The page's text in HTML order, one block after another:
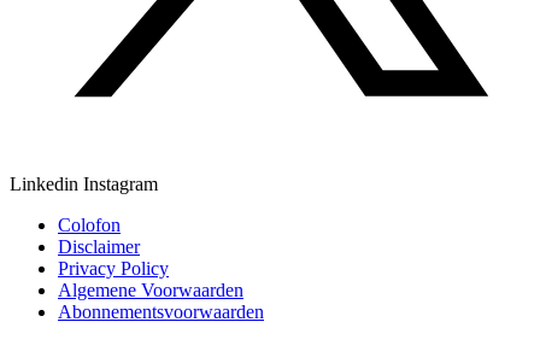
Linkedin Instagram
Colofon
Disclaimer
Privacy Policy
Algemene Voorwaarden
Abonnementsvoorwaarden